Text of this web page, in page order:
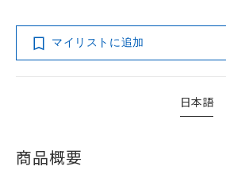
マイリストに追加
日本語
商品概要